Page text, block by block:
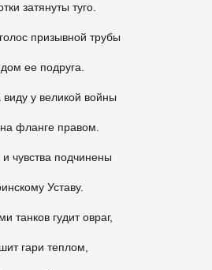
затянуты туго.
призывной трубы
ее подруга.
виду у великой войны
фланге правом.
чувства подчинены
Уставу.
танков гудит овраг,
гари теплом,